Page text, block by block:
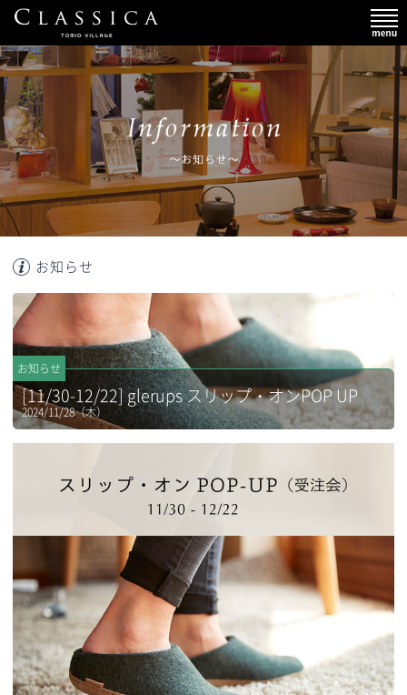
お知らせ
お知らせ
[11/30-12/22] glerups スリップ・オンPOP UP
2024/11/28（木）